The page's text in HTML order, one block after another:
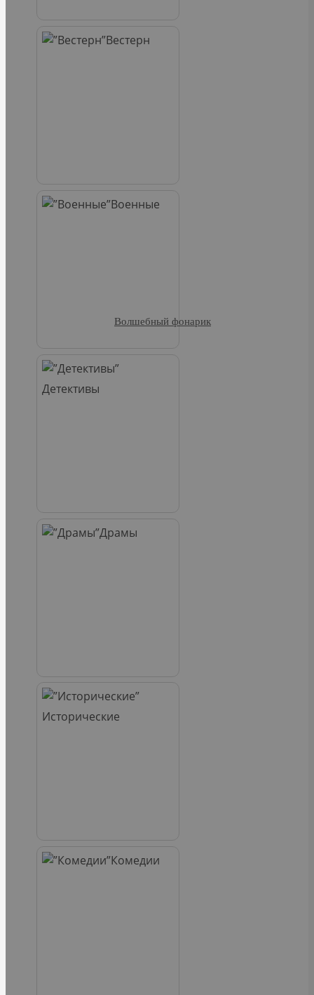
Вестерн
Военные
Детективы
Драмы
Исторические
Комедии
Волшебный фонарик